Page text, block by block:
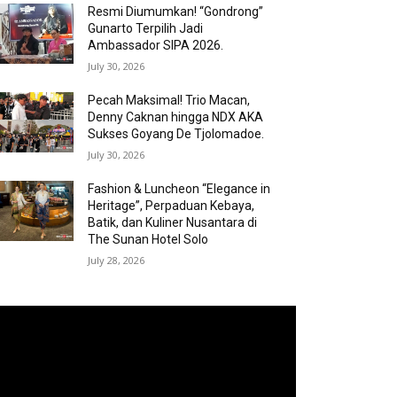
Resmi Diumumkan! “Gondrong”
Gunarto Terpilih Jadi
Ambassador SIPA 2026.
July 30, 2026
Pecah Maksimal! Trio Macan,
Denny Caknan hingga NDX AKA
Sukses Goyang De Tjolomadoe.
July 30, 2026
Fashion & Luncheon “Elegance in
Heritage”, Perpaduan Kebaya,
Batik, dan Kuliner Nusantara di
The Sunan Hotel Solo
July 28, 2026